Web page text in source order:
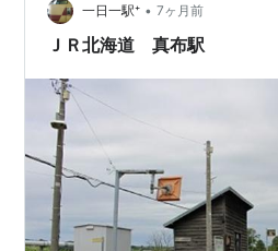
一日一駅⁺ • 7ヶ月前
ＪＲ北海道 真布駅